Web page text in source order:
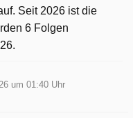
Seit 2026 ist die
6 Folgen
um 01:40 Uhr